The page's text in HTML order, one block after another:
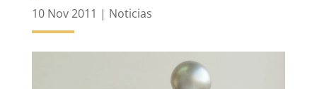
10 Nov 2011 | Noticias